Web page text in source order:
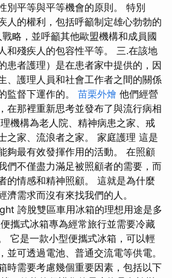
別平等與平等機會的原則。 特別
人的權利，包括呼籲制定雄心勃勃的
略，並呼籲其他歐盟機構和成員國
和殘疾人的包容性平等。 三.在該地
患者護理）是在患者家中提供的，因
、護理人員和社會工作者之間的關係
監督下運作的。 苗栗外燴 他們經營
在那裡重新思考並發布了與流行病相
機構為老人院、精神病患之家、戒
之家、流浪者之家。 家庭護理 這是
夠最有效發揮作用的活動。 在照顧
們不僅盡力滿足被照顧者的需要，而
的情感和精神照顧。 這就是為什麼
濟需求而沒有來找我們的人。
誇脫雙區車用冰箱的理想用途是多
攜式冰箱專為經常旅行並需要冷藏
它是一款小型便攜式冰箱，可以輕
並可透過電池、普通交流電等供電。
時需要考慮幾個重要因素，包括以下